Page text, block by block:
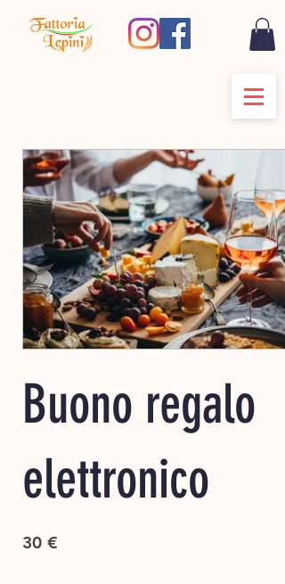
Buono regalo
elettronico
30 €